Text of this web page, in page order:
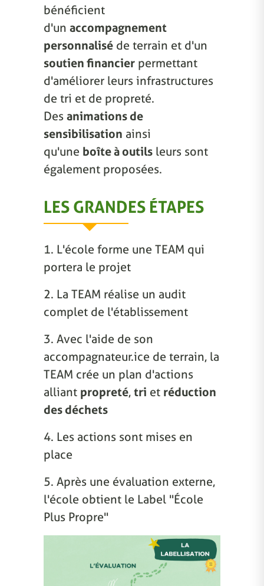
bénéficient
d'un accompagnement
personnalisé de terrain et d'un
soutien financier permettant
d'améliorer leurs infrastructures
de tri et de propreté.
Des animations de
sensibilisation ainsi
qu'une boîte à outils leurs sont
également proposées.
LES GRANDES ÉTAPES
1. L'école forme une TEAM qui
portera le projet
2. La TEAM réalise un audit
complet de l'établissement
3. Avec l'aide de son
accompagnateur.ice de terrain, la
TEAM crée un plan d'actions
alliant propreté, tri et réduction
des déchets
4. Les actions sont mises en
place
5. Après une évaluation externe,
l'école obtient le Label "École
Plus Propre"